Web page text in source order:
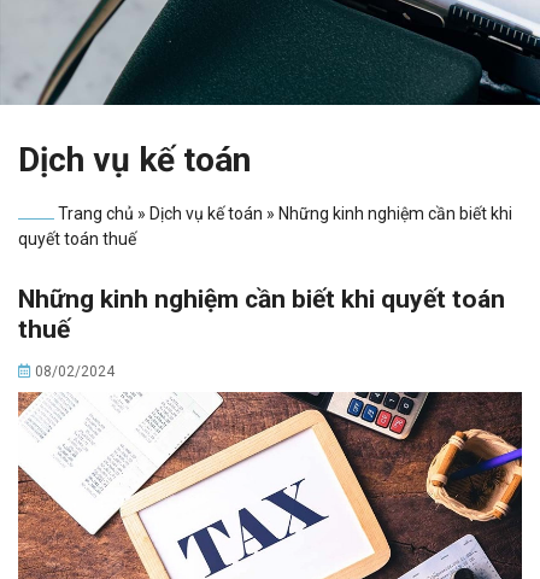
Dịch vụ kế toán
Trang chủ » Dịch vụ kế toán » Những kinh nghiệm cần biết khi
quyết toán thuế
Những kinh nghiệm cần biết khi quyết toán
thuế
08/02/2024